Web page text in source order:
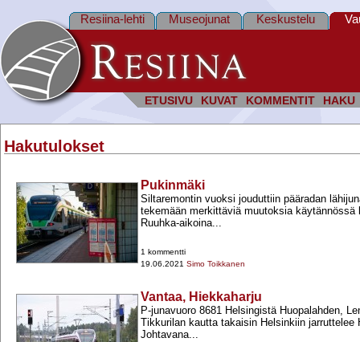
ETUSIVU KUVAT KOMMENTIT HAKU
Resiina-lehti Museojunat Keskustelu
Hakutulokset
Pukinmäki
Siltaremontin vuoksi jouduttiin pääradan
tekemään merkittäviä muutoksia käytännössä
Ruuhka-​aikoina...
1 kommentti
19.06.2021 Simo Toikkanen
Vantaa, Hiekkaharju
P-​junavuoro 8681 Helsingistä Huopalahden,
Tikkurilan kautta takaisin Helsinkiin jarruttelee
Johtavana...